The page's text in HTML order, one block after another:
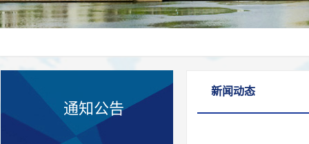
通知公告
新闻动态